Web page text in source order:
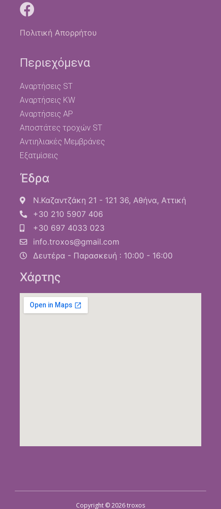
Πολιτική Απορρήτου
Περιεχόμενα
Αναρτήσεις ST
Αναρτήσεις KW
Αναρτήσεις AP
Αποστάτες τροχών ST
Αντιηλιακές Μεμβράνες
Εξατμίσεις
Έδρα
Ν.Καζαντζάκη 21 - 121 36, Αθήνα, Αττική
+30 210 5907 406
+30 697 4033 023
info.troxos@gmail.com
Δευτέρα - Παρασκευή : 10:00 - 16:00
Χάρτης
Copyright © 2026 troxos